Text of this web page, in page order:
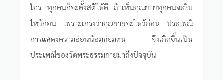
ใคร ทุกคนก็จะตั้งสติให้ดี ถ้าเห็นคุณยายทุกคนจะรีบ
ไหว้ก่อน เพราะเกรงว่าคุณยายจะไหว้ก่อน ประเพณี
การแสดงความอ่อนน้อมถ่อมตน จึงเกิดขึ้นเป็น
ประเพณีของวัดพระธรรมกายมาถึงปัจจุบัน